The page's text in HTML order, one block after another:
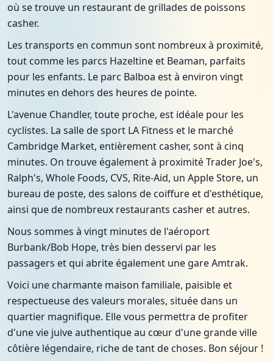
où se trouve un restaurant de grillades de poissons
casher.
Les transports en commun sont nombreux à proximité,
tout comme les parcs Hazeltine et Beaman, parfaits
pour les enfants. Le parc Balboa est à environ vingt
minutes en dehors des heures de pointe.
L'avenue Chandler, toute proche, est idéale pour les
cyclistes. La salle de sport LA Fitness et le marché
Cambridge Market, entièrement casher, sont à cinq
minutes. On trouve également à proximité Trader Joe's,
Ralph's, Whole Foods, CVS, Rite-Aid, un Apple Store, un
bureau de poste, des salons de coiffure et d'esthétique,
ainsi que de nombreux restaurants casher et autres.
Nous sommes à vingt minutes de l'aéroport
Burbank/Bob Hope, très bien desservi par les
passagers et qui abrite également une gare Amtrak.
Voici une charmante maison familiale, paisible et
respectueuse des valeurs morales, située dans un
quartier magnifique. Elle vous permettra de profiter
d'une vie juive authentique au cœur d'une grande ville
côtière légendaire, riche de tant de choses. Bon séjour !